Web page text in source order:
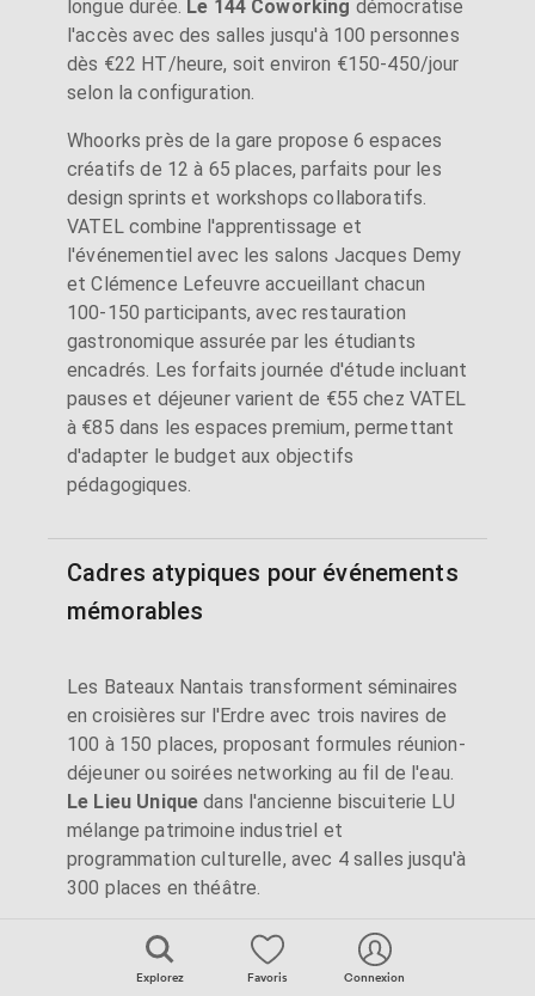
Explorez Favoris Connexion
longue durée. Le 144 Coworking démocratise
l'accès avec des salles jusqu'à 100 personnes
dès €22 HT/heure, soit environ €150-450/jour
selon la configuration.
Whoorks près de la gare propose 6 espaces
créatifs de 12 à 65 places, parfaits pour les
design sprints et workshops collaboratifs.
VATEL combine l'apprentissage et
l'événementiel avec les salons Jacques Demy
et Clémence Lefeuvre accueillant chacun
100-150 participants, avec restauration
gastronomique assurée par les étudiants
encadrés. Les forfaits journée d'étude incluant
pauses et déjeuner varient de €55 chez VATEL
à €85 dans les espaces premium, permettant
d'adapter le budget aux objectifs
pédagogiques.
Cadres atypiques pour événements
mémorables
Les Bateaux Nantais transforment séminaires
en croisières sur l'Erdre avec trois navires de
100 à 150 places, proposant formules réunion-
déjeuner ou soirées networking au fil de l'eau.
Le Lieu Unique dans l'ancienne biscuiterie LU
mélange patrimoine industriel et
programmation culturelle, avec 4 salles jusqu'à
300 places en théâtre.
Les salons du Stade de la Beaujoire offrent
l'émotion du sport avec le Club Premium (346